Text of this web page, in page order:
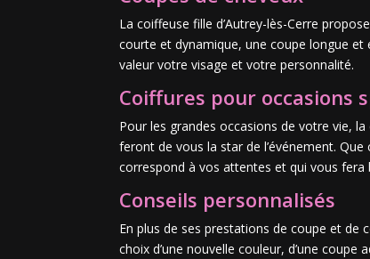
La coiffeuse fille d’Autrey-lès-Cerre
courte et dynamique, une coupe longue
valeur votre visage et votre personnalité.
Coiffures pour occasions
Pour les grandes occasions de votre vie,
feront de vous la star de l’événement.
correspond à vos attentes et qui vous fera
Conseils personnalisés
En plus de ses prestations de coupe et de
choix d’une nouvelle couleur, d’une